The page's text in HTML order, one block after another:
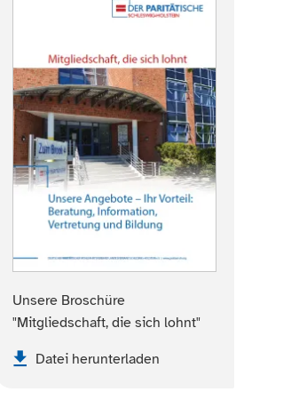
Unsere Broschüre
"Mitgliedschaft, die sich lohnt"
Datei herunterladen